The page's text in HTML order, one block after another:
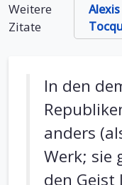
Weitere
Zitate
In den
anders
Werk; sie
den Geist